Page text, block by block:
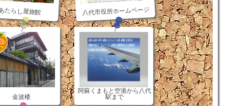
たらし屋旅館 八代市役所ホームページ
金波楼
阿蘇くまもと空港から八代
駅まで